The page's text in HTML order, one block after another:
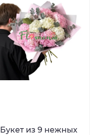
Букет из 9 нежных